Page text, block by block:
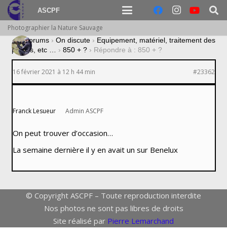
ASCPF
Photographier la Nature Sauvage
› Forums › On discute › Equipement, matériel, traitement des
photos, etc … › 850 + ? › Répondre à : 850 + ?
16 février 2021 à 12 h 44 min #23362
Franck Lesueur Admin ASCPF
On peut trouver d’occasion…
La semaine dernière il y en avait un sur Benelux
© Copyright ASCPF – Toute reproduction interdite
Nos photos ne sont pas libres de droits
Site réalisé par Pierre Lemarchand